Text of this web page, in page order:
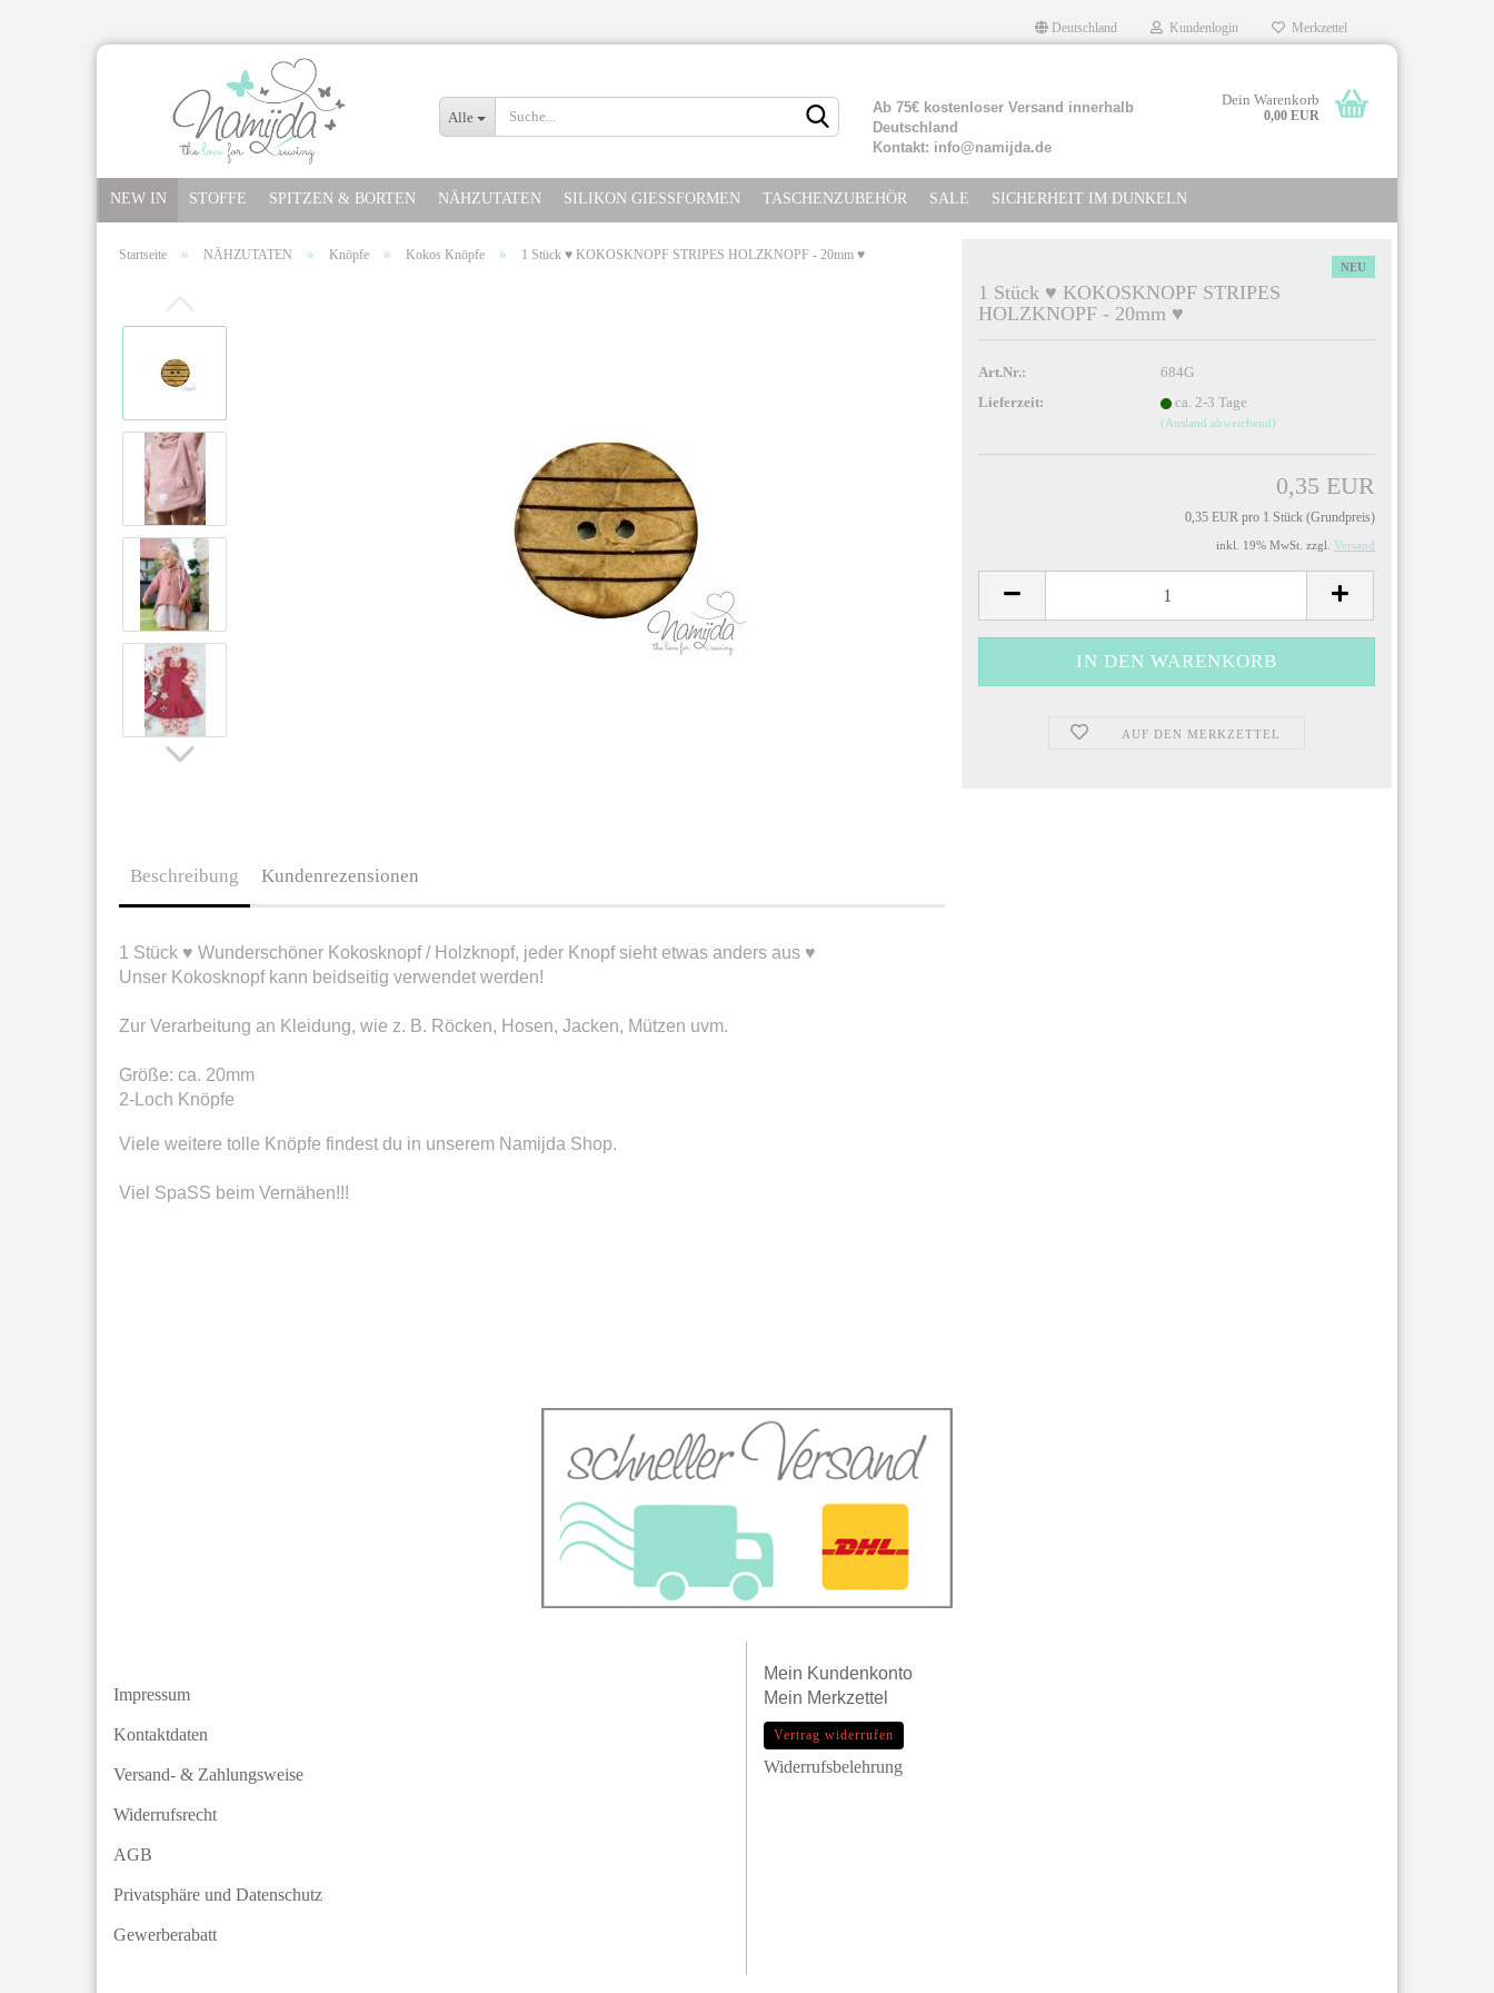
Deutschland Kundenlogin
Passwort vergessen?
Merkzettel
Alle
Ab 75€ kostenloser Versand innerhalb
Deutschland
Kontakt: info@namijda.de
Dein Warenkorb
0,00 EUR
NEW IN STOFFE SPITZEN & BORTEN NÄHZUTATEN SILIKON GIESSFORMEN TASCHENZUBEHÖR SALE SICHERHEIT IM DUNKELN
Startseite » NÄHZUTATEN » Knöpfe » Kokos Knöpfe » 1 Stück ♥ KOKOSKNOPF STRIPES HOLZKNOPF - 20mm ♥
NEU
1 Stück ♥ KOKOSKNOPF STRIPES
HOLZKNOPF - 20mm ♥
Art.Nr.:
684G
Lieferzeit:
ca. 2-3 Tage
(Ausland abweichend)
0,35 EUR
0,35 EUR pro 1 Stück (Grundpreis)
inkl. 19% MwSt. zzgl. Versand
AUF DEN MERKZETTEL
Beschreibung Kundenrezensionen
1 Stück ♥ Wunderschöner Kokosknopf / Holzknopf, jeder Knopf sieht etwas anders aus ♥
Unser Kokosknopf kann beidseitig verwendet werden!
Zur Verarbeitung an Kleidung, wie z. B. Röcken, Hosen, Jacken, Mützen uvm.
Größe: ca. 20mm
2-Loch Knöpfe
Viele weitere tolle Knöpfe findest du in unserem Namijda Shop.
Viel SpaSS beim Vernähen!!!
Impressum
Kontaktdaten
Versand- & Zahlungsweise
Widerrufsrecht
AGB
Privatsphäre und Datenschutz
Gewerberabatt
Mein Kundenkonto
Mein Merkzettel
Vertrag widerrufen
Widerrufsbelehrung